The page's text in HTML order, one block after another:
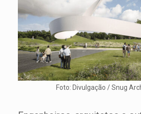
Foto: Divulgação / Snug